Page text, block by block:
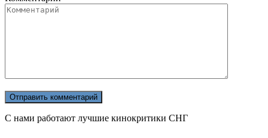
С нами работают лучшие кинокритики СНГ